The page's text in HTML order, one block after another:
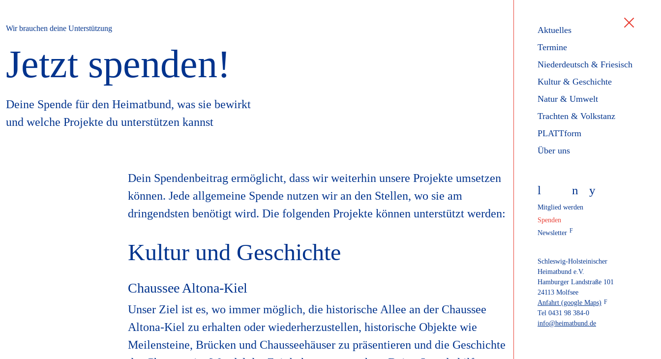
Aktuelles
Termine
Niederdeutsch & Friesisch
Kultur & Geschichte
Natur & Umwelt
Trachten & Volkstanz
PLATTform
Über uns
l n y
Mitglied werden
Spenden
Newsletter
Schleswig-Holsteinischer
Heimatbund e.V.
Hamburger Landstraße 101
24113 Molfsee
Anfahrt (google Maps)
Tel 0431 98 384-0
info@heimatbund.de
Wir brauchen deine Unterstützung
Jetzt spenden!
Deine Spende für den Heimatbund, was sie bewirkt
und welche Projekte du unterstützen kannst
Dein Spendenbeitrag ermöglicht, dass wir weiterhin unsere Projekte umsetzen
können. Jede allgemeine Spende nutzen wir an den Stellen, wo sie am
dringendsten benötigt wird. Die folgenden Projekte können unterstützt werden:
Kultur und Geschichte
Chaussee Altona-Kiel
Unser Ziel ist es, wo immer möglich, die historische Allee an der Chaussee
Altona-Kiel zu erhalten oder wiederherzustellen, historische Objekte wie
Meilensteine, Brücken und Chausseehäuser zu präsentieren und die Geschichte